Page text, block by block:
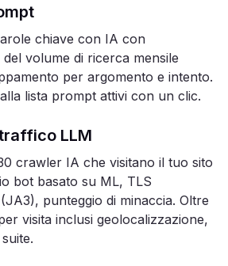
chiave con IA con
volume di ricerca mensile
per argomento e intento.
lista prompt attivi con un clic.
LLM
crawler IA che visitano il tuo sito
bot basato su ML, TLS
punteggio di minaccia. Oltre
visita inclusi geolocalizzazione,